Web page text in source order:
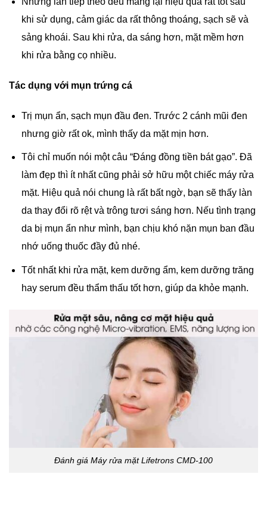
khi sử dụng, cảm giác da rất thông thoáng, sạch sẽ và
sảng khoái. Sau khi rửa, da sáng hơn, mặt mềm hơn
khi rửa bằng cọ nhiều.
Tác dụng với mụn trứng cá
Trị mụn ẩn, sạch mụn đầu đen. Trước 2 cánh mũi đen
nhưng giờ rất ok, mình thấy da mặt mịn hơn.
Tôi chỉ muốn nói một câu “Đáng đồng tiền bát gạo”. Đã
làm đẹp thì ít nhất cũng phải sở hữu một chiếc máy rửa
mặt. Hiệu quả nói chung là rất bất ngờ, bạn sẽ thấy làn
da thay đổi rõ rệt và trông tươi sáng hơn. Nếu tình trạng
da bị mụn ẩn như mình, bạn chịu khó nặn mụn ban đầu
nhớ uống thuốc đầy đủ nhé.
Tốt nhất khi rửa mặt, kem dưỡng ẩm, kem dưỡng trăng
hay serum đều thẩm thấu tốt hơn, giúp da khỏe mạnh.
Đánh giá Máy rửa mặt Lifetrons CMD-100